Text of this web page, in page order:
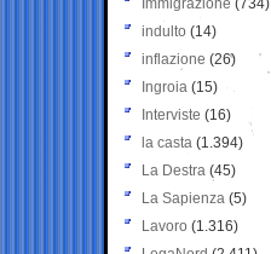
Immigrazione (734)
indulto (14)
inflazione (26)
Ingroia (15)
Interviste (16)
la casta (1.394)
La Destra (45)
La Sapienza (5)
Lavoro (1.316)